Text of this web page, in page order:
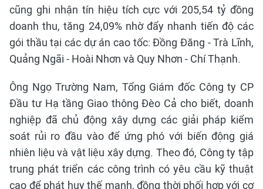
cũng ghi nhận tín hiệu tích cực với 205,54 tỷ đồng
doanh thu, tăng 24,09% nhờ đẩy nhanh tiến độ các
gói thầu tại các dự án cao tốc: Đồng Đăng - Trà Lĩnh,
Quảng Ngãi - Hoài Nhơn và Quy Nhơn - Chí Thạnh.
Ông Ngọ Trường Nam, Tổng Giám đốc Công ty CP
Đầu tư Hạ tầng Giao thông Đèo Cả cho biết, doanh
nghiệp đã chủ động xây dựng các giải pháp kiểm
soát rủi ro đầu vào để ứng phó với biến động giá
nhiên liệu và vật liệu xây dựng. Theo đó, Công ty tập
trung phát triển các công trình có yêu cầu kỹ thuật
cao để phát huy thế mạnh, đồng thời phối hợp với cơ